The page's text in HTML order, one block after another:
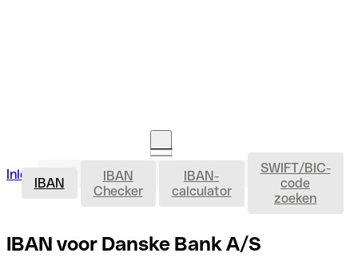
Inloggen Rekening openen IBAN
IBAN
IBAN
Checker
IBAN-
calculator
SWIFT/BIC-
code
zoeken
IBAN voor Danske Bank A/S